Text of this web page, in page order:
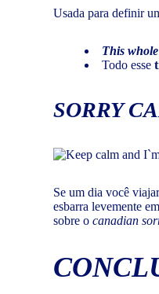
Usada para definir
This whole
Todo esse
SORRY
Se um dia você
esbarra levemente
sobre o canadian